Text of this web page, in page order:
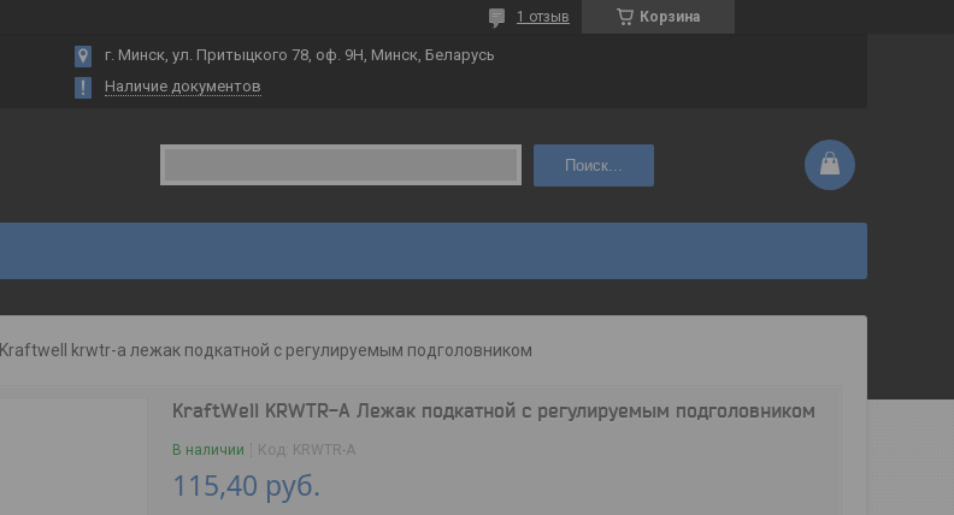
Корзина
1 отзыв
г. Минск, ул. Притыцкого 78, оф. 9Н, Минск, Беларусь
Наличие документов
Поиск...
Kraftwell krwtr-a лежак подкатной с регулируемым подголовником
KraftWell KRWTR-A Лежак подкатной с регулируемым подголовником
В наличии Код: KRWTR-A
115,40 руб.